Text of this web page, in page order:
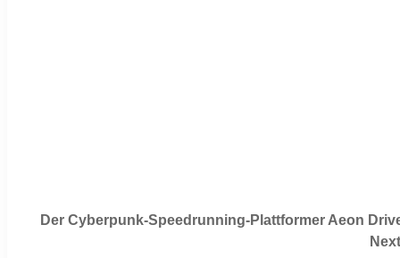
Der Cyberpunk-Speedrunning-Plattformer Aeon